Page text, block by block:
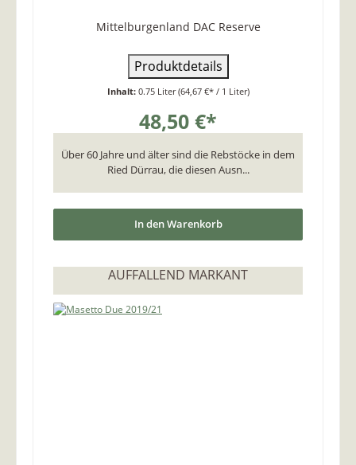
Mittelburgenland DAC Reserve
Produktdetails
Inhalt: 0.75 Liter(64,67 €* / 1 Liter)
48,50 €*
Über 60 Jahre und älter sind die Rebstöcke in dem
Ried Dürrau, die diesen Ausn...
In den Warenkorb
AUFFALLEND MARKANT